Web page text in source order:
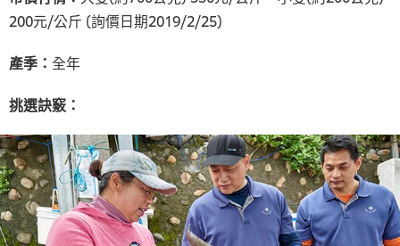
200元/公斤 (詢價日期2019/2/25)
產季： 全年
挑選訣竅：